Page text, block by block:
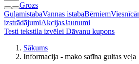
Grozs
GuļamistabaVannas istabaBērniem
izstrādājumiAkcijasJaunumi
Testi tekstila izvēlei Dāvanu kupons
Sākums
Informacija - mako satīna gultas veļa